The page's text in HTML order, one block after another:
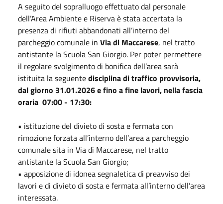
A seguito del sopralluogo effettuato dal personale
dell’Area Ambiente e Riserva è stata accertata la
presenza di rifiuti abbandonati all’interno del
parcheggio comunale in Via di Maccarese, nel tratto
antistante la Scuola San Giorgio. Per poter permettere
il regolare svolgimento di bonifica dell’area sarà
istituita la seguentedisciplina di traffico provvisoria,
dal giorno 31.01.2026 e fino a fine lavori, nella fascia
oraria 07:00 - 17:30:
• istituzione del divieto di sosta e fermata con
rimozione forzata all’interno dell’area a parcheggio
comunale sita in Via di Maccarese, nel tratto
antistante la Scuola San Giorgio;
• apposizione di idonea segnaletica di preavviso dei
lavori e di divieto di sosta e fermata all’interno dell’area
interessata.